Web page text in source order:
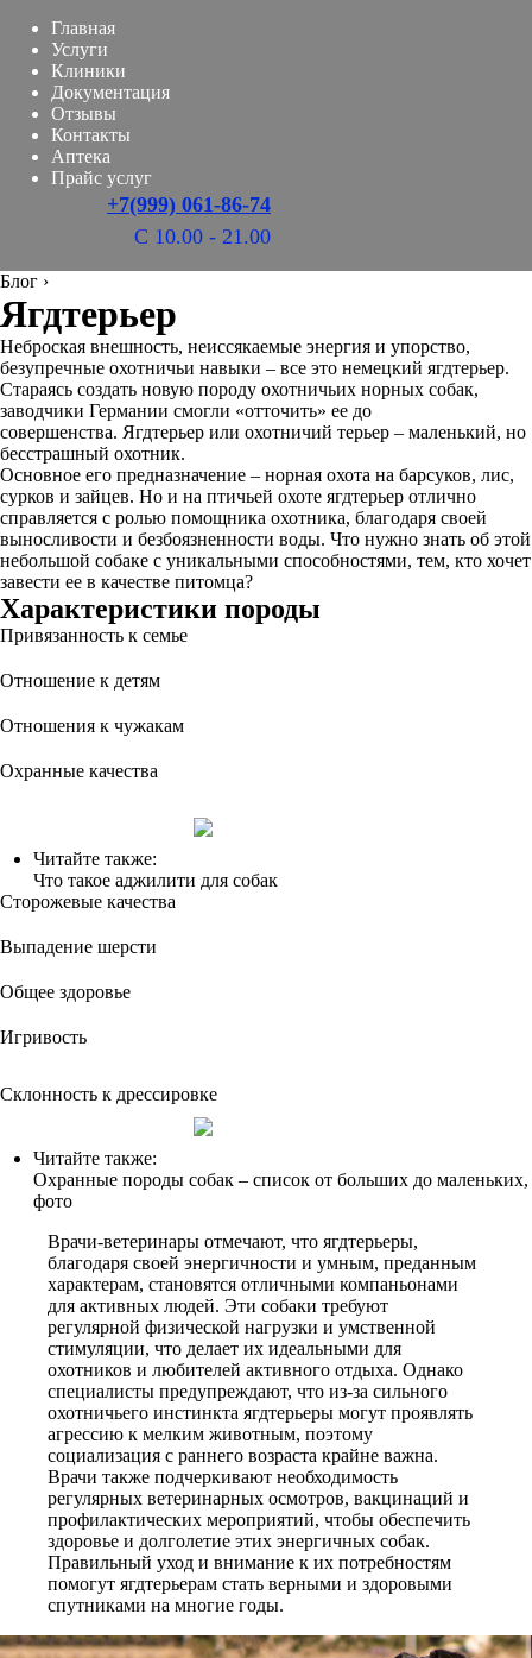
Главная
Услуги
Клиники
Документация
Отзывы
Контакты
Аптека
Прайс услуг
+7(999) 061-86-74
С 10.00 - 21.00
Блог ›
Ягдтерьер
Неброская внешность, неиссякаемые энергия и упорство,
безупречные охотничьи навыки – все это немецкий ягдтерьер.
Стараясь создать новую породу охотничьих норных собак,
заводчики Германии смогли «отточить» ее до
совершенства. Ягдтерьер или охотничий терьер – маленький, но
бесстрашный охотник.
Основное его предназначение – норная охота на барсуков, лис,
сурков и зайцев. Но и на птичьей охоте ягдтерьер отлично
справляется с ролью помощника охотника, благодаря своей
выносливости и безбоязненности воды. Что нужно знать об этой
небольшой собаке с уникальными способностями, тем, кто хочет
завести ее в качестве питомца?
Характеристики породы
Привязанность к семье
Отношение к детям
Отношения к чужакам
Охранные качества
Читайте также:
Что такое аджилити для собак
Сторожевые качества
Выпадение шерсти
Общее здоровье
Игривость
Склонность к дрессировке
Читайте также:
Охранные породы собак – список от больших до маленьких,
фото
Врачи-ветеринары отмечают, что ягдтерьеры,
благодаря своей энергичности и умным, преданным
характерам, становятся отличными компаньонами
для активных людей. Эти собаки требуют
регулярной физической нагрузки и умственной
стимуляции, что делает их идеальными для
охотников и любителей активного отдыха. Однако
специалисты предупреждают, что из-за сильного
охотничьего инстинкта ягдтерьеры могут проявлять
агрессию к мелким животным, поэтому
социализация с раннего возраста крайне важна.
Врачи также подчеркивают необходимость
регулярных ветеринарных осмотров, вакцинаций и
профилактических мероприятий, чтобы обеспечить
здоровье и долголетие этих энергичных собак.
Правильный уход и внимание к их потребностям
помогут ягдтерьерам стать верными и здоровыми
спутниками на многие годы.